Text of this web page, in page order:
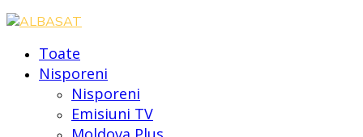
Toate
Nisporeni
Nisporeni
Emisiuni TV